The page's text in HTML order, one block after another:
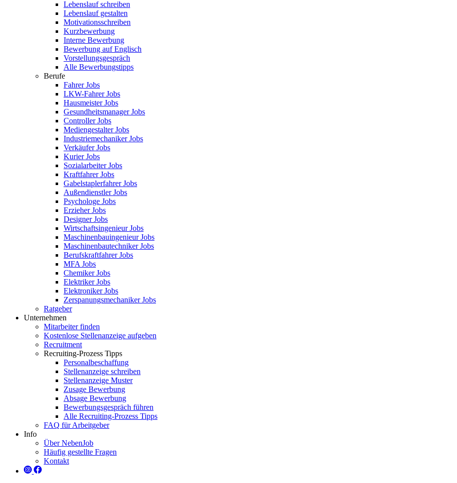
Lebenslauf schreiben
Lebenslauf gestalten
Motivationsschreiben
Kurzbewerbung
Interne Bewerbung
Bewerbung auf Englisch
Vorstellungsgespräch
Alle Bewerbungstipps
Berufe
Fahrer Jobs
LKW-Fahrer Jobs
Hausmeister Jobs
Gesundheitsmanager Jobs
Controller Jobs
Mediengestalter Jobs
Industriemechaniker Jobs
Verkäufer Jobs
Kurier Jobs
Sozialarbeiter Jobs
Kraftfahrer Jobs
Gabelstaplerfahrer Jobs
Außendienstler Jobs
Psychologe Jobs
Erzieher Jobs
Designer Jobs
Wirtschaftsingenieur Jobs
Maschinenbauingenieur Jobs
Maschinenbautechniker Jobs
Berufskraftfahrer Jobs
MFA Jobs
Chemiker Jobs
Elektriker Jobs
Elektroniker Jobs
Zerspanungsmechaniker Jobs
Ratgeber
Unternehmen
Mitarbeiter finden
Kostenlose Stellenanzeige aufgeben
Recruitment
Recruiting-Prozess Tipps
Personalbeschaffung
Stellenanzeige schreiben
Stellenanzeige Muster
Zusage Bewerbung
Absage Bewerbung
Bewerbungsgespräch führen
Alle Recruiting-Prozess Tipps
FAQ für Arbeitgeber
Info
Über NebenJob
Häufig gestellte Fragen
Kontakt